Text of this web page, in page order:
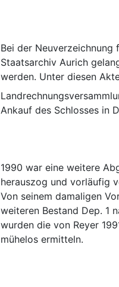
Bei der
Staatsarchiv Aurich
werden. Unter diesen
1990 war eine weitere
herauszog und vorläufig
Von seinem damaligen
weiteren Bestand Dep. 1
wurden die von Reyer